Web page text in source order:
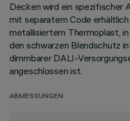
Decken wird ein spezifischer
mit separatem Code
metallisiertem Thermoplast,
den schwarzen Blendschutz
dimmbarer DALI-
angeschlossen ist.
ABMESSUNGEN